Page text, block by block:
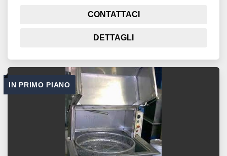
CONTATTACI
DETTAGLI
IN PRIMO PIANO